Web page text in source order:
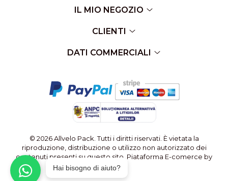
IL MIO NEGOZIO
CLIENTI
DATI COMMERCIALI
© 2026 Allvelo Pack. Tutti i diritti riservati. È vietata la
riproduzione, distribuzione o utilizzo non autorizzato dei
contenuti presenti su questo sito. Piataforma E-comerce by
Gomag
Hai bisogno di aiuto?